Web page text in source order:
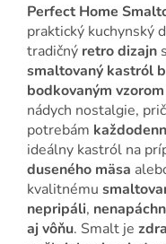
Perfect Home
praktický kuchynský
tradičný retro dizajn
smaltovaný kastról
bodkovaným vzorom
nádych nostalgie,
potrebám
ideálny kastról na
duseného mäsa
kvalitnému
nepripáli,
aj vôňu. Smalt je